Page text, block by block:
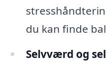
du kan finde
Selvværd og